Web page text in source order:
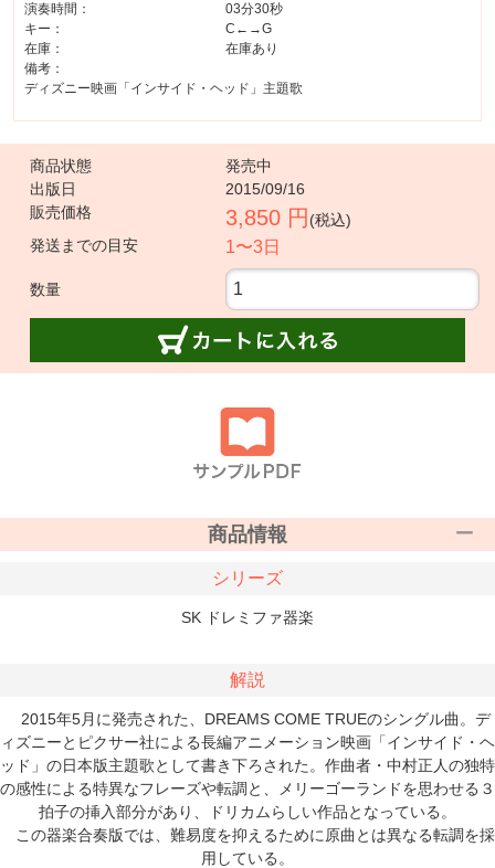
演奏時間：
03分30秒
キー：
C←→G
在庫：
在庫あり
備考：
ディズニー映画「インサイド・ヘッド」主題歌
商品状態
発売中
出版日
2015/09/16
販売価格
3,850 円 (税込)
発送までの目安
1〜3日
数量
商品情報
シリーズ
SK ドレミファ器楽
解説
2015年5月に発売された、DREAMS COME TRUEのシングル曲。デ
ィズニーとピクサー社による長編アニメーション映画「インサイド・ヘ
ッド」の日本版主題歌として書き下ろされた。作曲者・中村正人の独特
の感性による特異なフレーズや転調と、メリーゴーランドを思わせる３
拍子の挿入部分があり、ドリカムらしい作品となっている。
この器楽合奏版では、難易度を抑えるために原曲とは異なる転調を採
用している。